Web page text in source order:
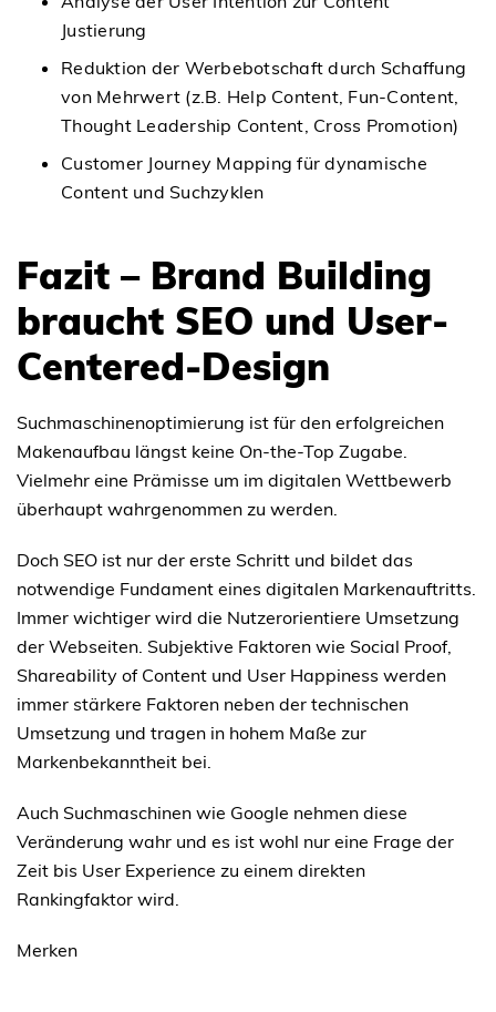
Justierung
Reduktion der Werbebotschaft durch Schaffung
von Mehrwert (z.B. Help Content, Fun-Content,
Thought Leadership Content, Cross Promotion)
Customer Journey Mapping für dynamische
Content und Suchzyklen
Fazit – Brand Building
braucht SEO und User-
Centered-Design
Suchmaschinenoptimierung ist für den erfolgreichen
Makenaufbau längst keine On-the-Top Zugabe.
Vielmehr eine Prämisse um im digitalen Wettbewerb
überhaupt wahrgenommen zu werden.
Doch SEO ist nur der erste Schritt und bildet das
notwendige Fundament eines digitalen Markenauftritts.
Immer wichtiger wird die Nutzerorientiere Umsetzung
der Webseiten. Subjektive Faktoren wie Social Proof,
Shareability of Content und User Happiness werden
immer stärkere Faktoren neben der technischen
Umsetzung und tragen in hohem Maße zur
Markenbekanntheit bei.
Auch Suchmaschinen wie Google nehmen diese
Veränderung wahr und es ist wohl nur eine Frage der
Zeit bis User Experience zu einem direkten
Rankingfaktor wird.
Merken